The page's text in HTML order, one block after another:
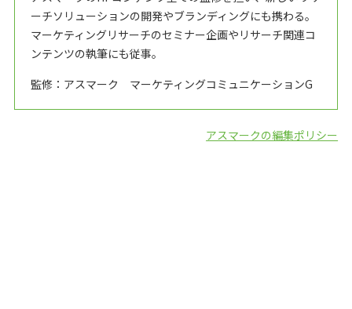
ーチソリューションの開発やブランディングにも携わる。
マーケティングリサーチのセミナー企画やリサーチ関連コ
ンテンツの執筆にも従事。
監修：アスマーク マーケティングコミュニケーションG
アスマークの編集ポリシー